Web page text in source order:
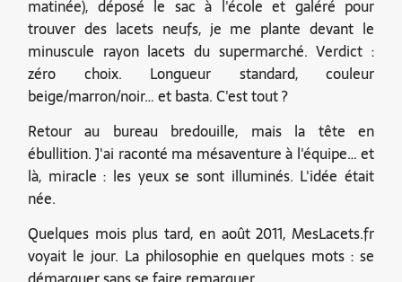
matinée), déposé le sac à l'école et galéré pour
trouver des lacets neufs, je me plante devant le
minuscule rayon lacets du supermarché. Verdict :
zéro choix. Longueur standard, couleur
beige/marron/noir… et basta. C'est tout ?
Retour au bureau bredouille, mais la tête en
ébullition. J'ai raconté ma mésaventure à l'équipe… et
là, miracle : les yeux se sont illuminés. L'idée était
née.
Quelques mois plus tard, en août 2011, MesLacets.fr
voyait le jour. La philosophie en quelques mots : se